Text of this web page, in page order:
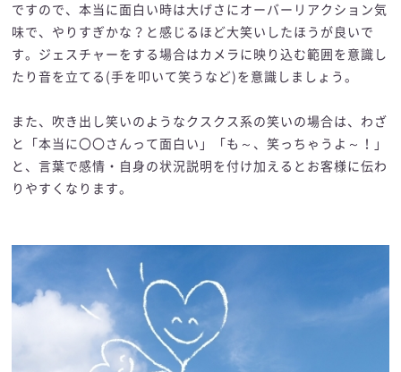
ですので、本当に面白い時は大げさにオーバーリアクション気
味で、やりすぎかな？と感じるほど大笑いしたほうが良いで
す。ジェスチャーをする場合はカメラに映り込む範囲を意識し
たり音を立てる(手を叩いて笑うなど)を意識しましょう。
また、吹き出し笑いのようなクスクス系の笑いの場合は、わざ
と「本当に〇〇さんって面白い」「も～、笑っちゃうよ～！」
と、言葉で感情・自身の状況説明を付け加えるとお客様に伝わ
りやすくなります。